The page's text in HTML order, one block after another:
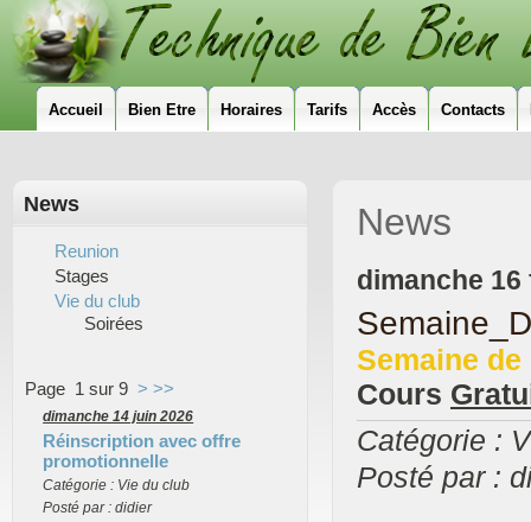
Accueil Bien Etre Horaires Tarifs Accès Contacts
News
Reunion
Stages
Vie du club
Soirées
Page 1 sur 9 > >>
dimanche 14 juin 2026
Réinscription avec offre
promotionnelle
Catégorie : Vie du club
Posté par : didier
News
dimanche
Semaine de
Cours
Catégorie :
Posté par :